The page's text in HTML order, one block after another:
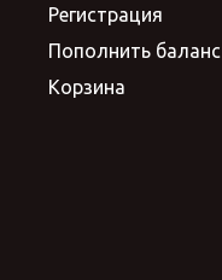
Регистрация
Пополнить баланс
Корзина